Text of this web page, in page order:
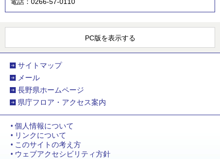
電話：0266-57-0110
PC版を表示する
サイトマップ
メール
長野県ホームページ
県庁フロア・アクセス案内
個人情報について
リンクについて
このサイトの考え方
ウェブアクセシビリティ方針